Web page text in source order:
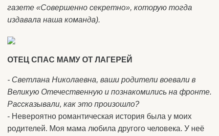
газете «Совершенно секретно», которую тогда
издавала наша команда).
ОТЕЦ СПАС МАМУ ОТ ЛАГЕРЕЙ
- Светлана Николаевна, ваши родители воевали в
Великую Отечественную и познакомились на фронте.
Рассказывали, как это произошло?
- Невероятно романтическая история была у моих
родителей. Моя мама любила другого человека. У неё